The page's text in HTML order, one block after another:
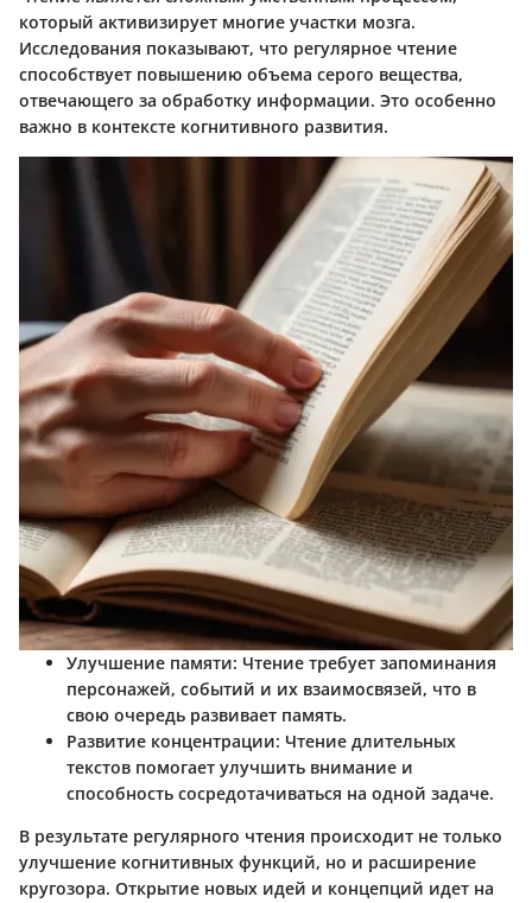
который активизирует многие участки мозга.
Исследования показывают, что регулярное чтение
способствует повышению объема серого вещества,
отвечающего за обработку информации. Это особенно
важно в контексте когнитивного развития.
Улучшение памяти: Чтение требует запоминания
персонажей, событий и их взаимосвязей, что в
свою очередь развивает память.
Развитие концентрации: Чтение длительных
текстов помогает улучшить внимание и
способность сосредотачиваться на одной задаче.
В результате регулярного чтения происходит не только
улучшение когнитивных функций, но и расширение
кругозора. Открытие новых идей и концепций идет на